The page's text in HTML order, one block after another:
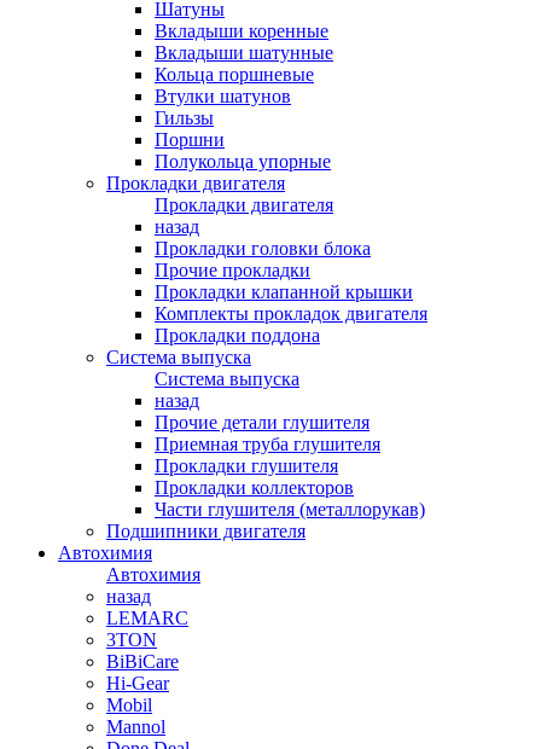
Шатуны
Вкладыши коренные
Вкладыши шатунные
Кольца поршневые
Втулки шатунов
Гильзы
Поршни
Полукольца упорные
Прокладки двигателя
Прокладки двигателя
назад
Прокладки головки блока
Прочие прокладки
Прокладки клапанной крышки
Комплекты прокладок двигателя
Прокладки поддона
Система выпуска
Система выпуска
назад
Прочие детали глушителя
Приемная труба глушителя
Прокладки глушителя
Прокладки коллекторов
Части глушителя (металлорукав)
Подшипники двигателя
Автохимия
Автохимия
назад
LEMARC
3TON
BiBiCare
Hi-Gear
Mobil
Mannol